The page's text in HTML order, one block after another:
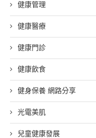
健康管理
健康醫療
健康門診
健康飲食
健身保養 網路分享
光電美肌
兒童健康發展